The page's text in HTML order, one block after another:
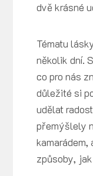
dvě krásné
Tématu
několik dní.
co pro nás
důležité si
udělat
přemýšlely
způsoby,